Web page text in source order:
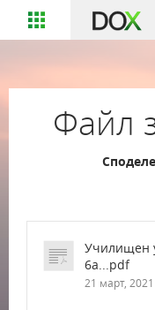
Файл
Училищен
6а...pdf
21 март, 2021